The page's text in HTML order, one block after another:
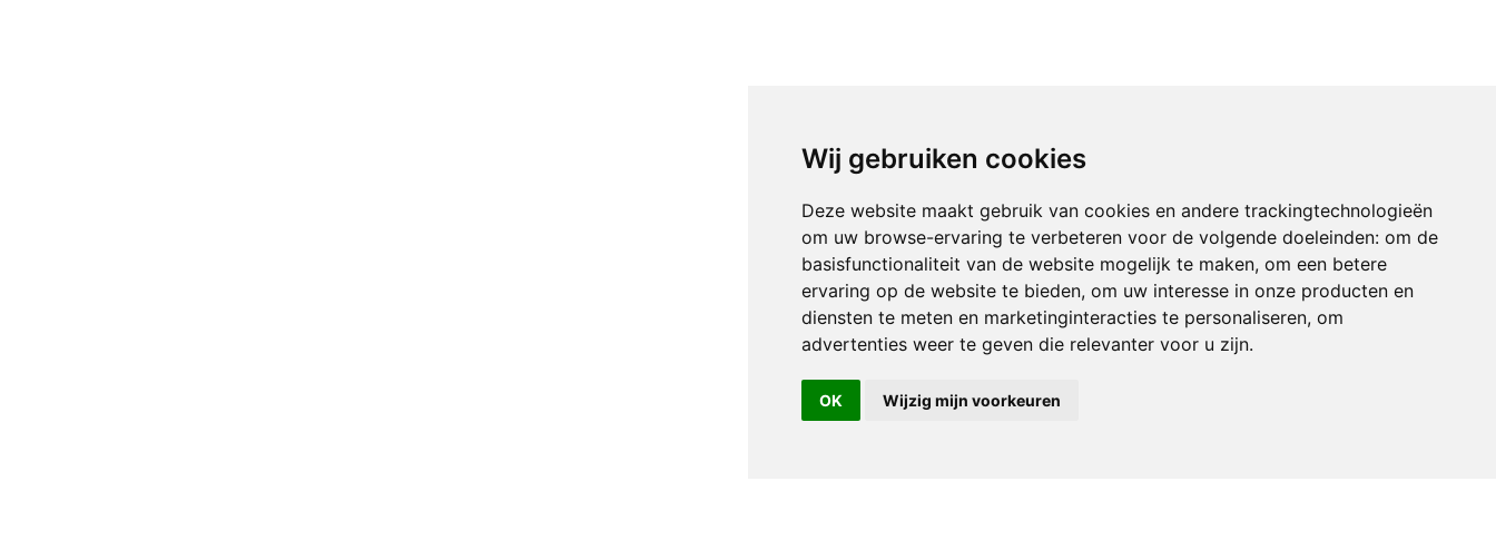
Wij gebruiken cookies
Deze website maakt gebruik van cookies en andere trackingtechnologieën
om uw browse-ervaring te verbeteren voor de volgende doeleinden: om de
basisfunctionaliteit van de website mogelijk te maken, om een betere
ervaring op de website te bieden, om uw interesse in onze producten en
diensten te meten en marketinginteracties te personaliseren, om
advertenties weer te geven die relevanter voor u zijn.
OK Wijzig mijn voorkeuren